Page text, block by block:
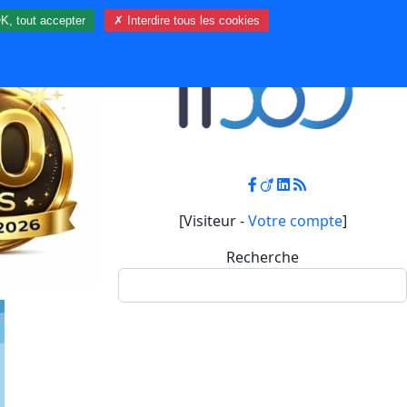
Contact Mon compte
[Visiteur -Votre compte]
Recherche
tout accepter ✗ Interdire tous les cookies